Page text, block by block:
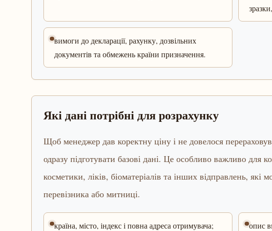
вимоги до декларації, рахунку, дозвільних
документів та обмежень країни призначення.
Які дані потрібні для розрахунку
Щоб менеджер дав коректну ціну і не довелося
одразу підготувати базові дані. Це особливо важливо для
косметики, ліків, біоматеріалів та інших відправлень, які
перевізника або митниці.
країна, місто, індекс і повна адреса отримувача;
опис